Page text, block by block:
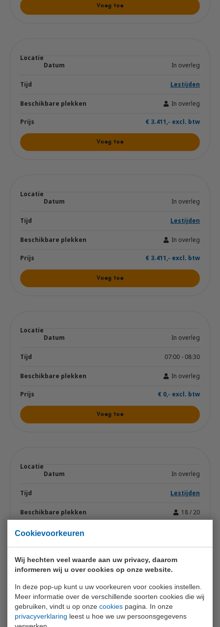
Cookievoorkeuren
Wij hechten veel waarde aan uw privacy, daarom
informeren wij u over cookies op onze website.
In deze pop-up kunt u uw voorkeuren voor cookies instellen.
Meer informatie over de verschillende soorten cookies die wij
gebruiken, vindt u op onze cookies pagina. In onze
privacyverklaring leest u hoe we uw persoonsgegevens
Voeg toe
In overleg
Lestijden
In overleg
€ 3.411,- excl. btw
Voeg toe
In overleg
Lestijden
In overleg
€ 3.411,- excl. btw
Voeg toe
In overleg
07:00 - 08:30
In overleg
€ 0,- excl. btw
Voeg toe
In overleg
Lestijden
18 / 20
In overleg